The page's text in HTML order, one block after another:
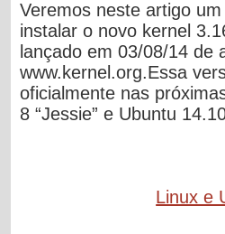
Veremos neste artigo
instalar o novo kernel
lançado em 03/08/14 de
www.kernel.org.Essa
oficialmente nas
8 “Jessie” e Ubuntu
Linux e